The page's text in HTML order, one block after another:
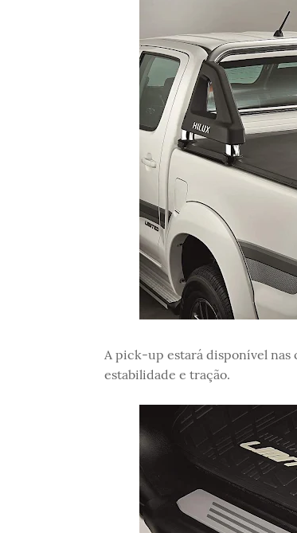
A pick-up estará disponível nas
estabilidade e tração.